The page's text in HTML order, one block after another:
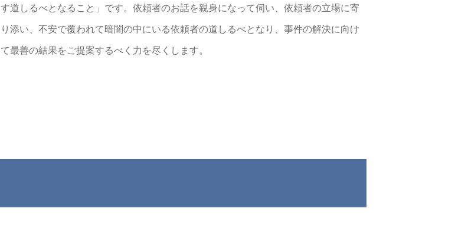
す道しるべとなること」です。依頼者のお話を親身になって伺い、依頼者の立場に寄
り添い、不安で覆われて暗闇の中にいる依頼者の道しるべとなり、事件の解決に向け
て最善の結果をご提案するべく力を尽くします。